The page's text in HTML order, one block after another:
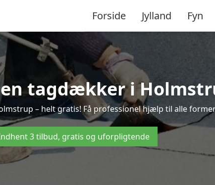
Forside Jylland Fyn
tagdækker i
– helt gratis! Få professionel hjælp til alle
3 tilbud, gratis og uforpligtende